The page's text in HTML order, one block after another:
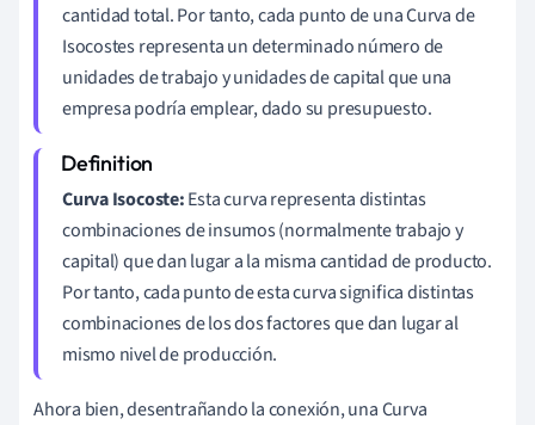
cantidad total. Por tanto, cada punto de una Curva de
Isocostes representa un determinado número de
unidades de trabajo y unidades de capital que una
empresa podría emplear, dado su presupuesto.
Curva Isocoste:Esta curva representa distintas
combinaciones de insumos (normalmente trabajo y
capital) que dan lugar a la misma cantidad de producto.
Por tanto, cada punto de esta curva significa distintas
combinaciones de los dos factores que dan lugar al
mismo nivel de producción.
Ahora bien, desentrañando la conexión, una Curva